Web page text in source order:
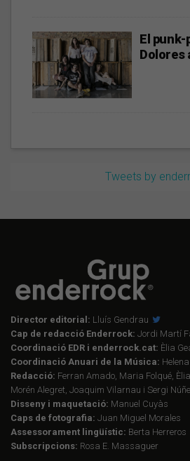
El punk-
Dolores
Tweets by
Director editorial: Lluís Gendrau
Cap de redacció Enderrock: Jordi Martí
Coordinació EDR i enderrock.cat: Èlia
Coordinació Anuari de la Música:
Redacció: Ferran Amado, Maria Folqué,
Morén Alegret, Joaquim Vilarnau i Sergi
Disseny i maquetació: Manuel Cuyàs
Caps de fotografia: Juan Miguel Morales
Assessorament lingüístic: Berta Herreros
Subscripcions: Rosa E. Massaguer